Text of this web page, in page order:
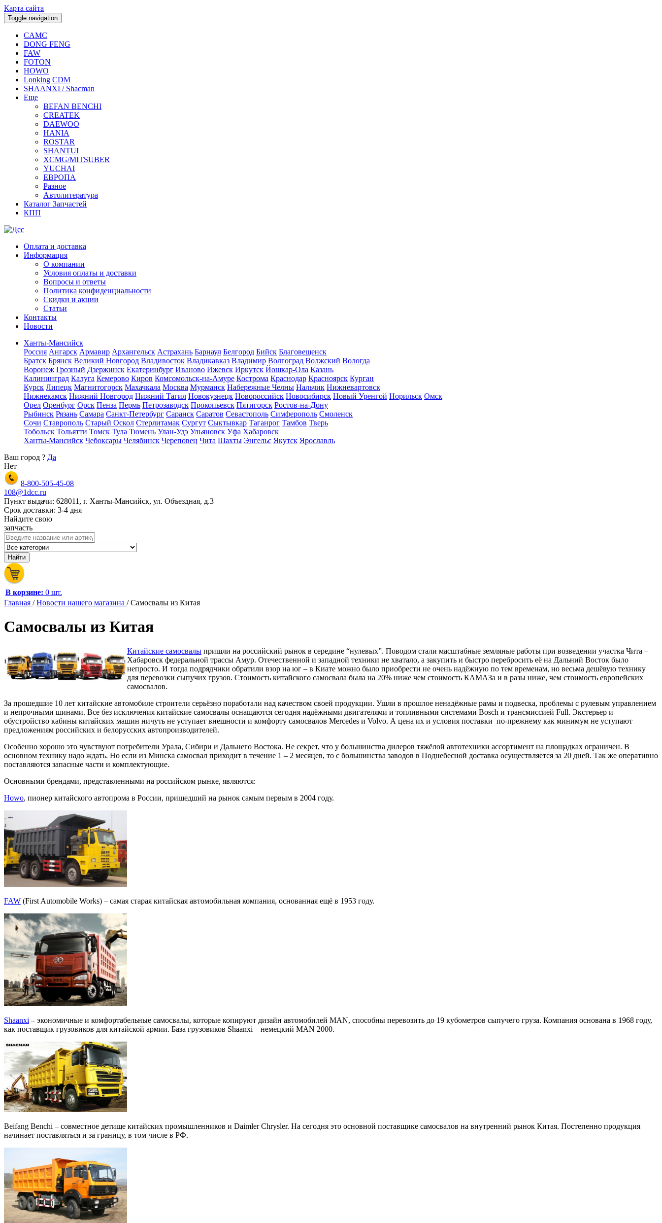
Карта сайта
Toggle navigation
CAMC
DONG FENG
FAW
FOTON
HOWO
Lonking CDM
SHAANXI / Shacman
Еще
BEFAN BENCHI
CREATEK
DAEWOO
HANIA
ROSTAR
SHANTUI
XCMG/MITSUBER
YUCHAI
ЕВРОПА
Разное
Aвтолитература
Каталог Запчастей
КПП
Оплата и доставка
Информация
О компании
Условия оплаты и доставки
Вопросы и ответы
Политика конфиденциальности
Скидки и акции
Статьи
Контакты
Новости
Ханты-Мансийск
Россия Ангарск Армавир Архангельск Астрахань Барнаул Белгород Бийск Благовещенск
Братск Брянск Великий Новгород Владивосток Владикавказ Владимир Волгоград Волжский Вологда
Воронеж Грозный Дзержинск Екатеринбург Иваново Ижевск Иркутск Йошкар-Ола Казань
Калининград Калуга Кемерово Киров Комсомольск-на-Амуре Кострома Краснодар Красноярск Курган
Курск Липецк Магнитогорск Махачкала Москва Мурманск Набережные Челны Нальчик Нижневартовск
Нижнекамск Нижний Новгород Нижний Тагил Новокузнецк Новороссийск Новосибирск Новый Уренгой Норильск Омск
Орел Оренбург Орск Пенза Пермь Петрозаводск Прокопьевск Пятигорск Ростов-на-Дону
Рыбинск Рязань Самара Санкт-Петербург Саранск Саратов Севастополь Симферополь Смоленск
Сочи Ставрополь Старый Оскол Стерлитамак Сургут Сыктывкар Таганрог Тамбов Тверь
Тобольск Тольятти Томск Тула Тюмень Улан-Удэ Ульяновск Уфа Хабаровск
Ханты-Мансийск Чебоксары Челябинск Череповец Чита Шахты Энгельс Якутск Ярославль
Ваш город ? Да
Нет
8-800-505-45-08
108@1dcc.ru
Пункт выдачи: 628011, г. Ханты-Мансийск, ул. Объездная, д.3
Срок доставки: 3-4 дня
Найдите свою
запчасть
В корзине: 0 шт.
Главная /Новости нашего магазина /Самосвалы из Китая
Самосвалы из Китая
Китайские самосвалы пришли на российский рынок в середине “нулевых”. Поводом стали масштабные земляные работы при возведении участка Чита –
Хабаровск федеральной трассы Амур. Отечественной и западной техники не хватало, а закупить и быстро перебросить её на Дальний Восток было
непросто. И тогда подрядчики обратили взор на юг – в Киате можно было приобрести не очень надёжную по тем временам, но весьма дешёвую технику
для перевозки сыпучих грузов. Стоимость китайского самосвала была на 20% ниже чем стоимость КАМАЗа и в разы ниже, чем стоимость европейских
самосвалов.
За прошедшие 10 лет китайские автомобиле строители серьёзно поработали над качеством своей продукции. Ушли в прошлое ненадёжные рамы и подвеска, проблемы с рулевым управлением
и непрочными шинами. Все без исключения китайские самосвалы оснащаются сегодня надёжными двигателями и топливными системами Bosch и трансмиссией Full. Экстерьер и
обустройство кабины китайских машин ничуть не уступает внешности и комфорту самосвалов Mercedes и Volvo. А цена их и условия поставки по-прежнему как минимум не уступают
предложениям российских и белорусских автопроизводителей.
Особенно хорошо это чувствуют потребители Урала, Сибири и Дальнего Востока. Не секрет, что у большинства дилеров тяжёлой автотехники ассортимент на площадках ограничен. В
основном технику надо ждать. Но если из Минска самосвал приходит в течение 1 – 2 месяцев, то с большинства заводов в Поднебесной доставка осуществляется за 20 дней. Так же оперативно
поставляются запасные части и комплектующие.
Основными брендами, представленными на российском рынке, являются:
Howo, пионер китайского автопрома в России, пришедший на рынок самым первым в 2004 году.
FAW (First Automobile Works) – самая старая китайская автомобильная компания, основанная ещё в 1953 году.
Shaanxi – экономичные и комфортабельные самосвалы, которые копируют дизайн автомобилей MAN, способны перевозить до 19 кубометров сыпучего груза. Компания основана в 1968 году,
как поставщик грузовиков для китайской армии. База грузовиков Shaanxi – немецкий MAN 2000.
Beifang Benchi – совместное детище китайских промышленников и Daimler Chrysler. На сегодня это основной поставщике самосвалов на внутренний рынок Китая. Постепенно продукция
начинает поставляться и за границу, в том числе в РФ.